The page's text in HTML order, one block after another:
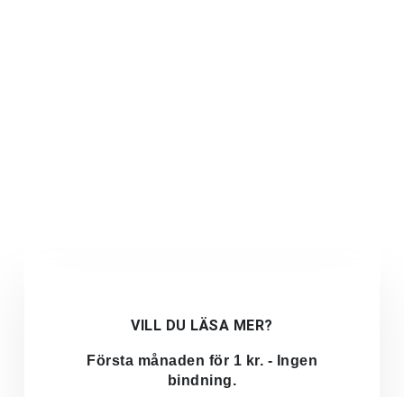
VILL DU LÄSA MER?
Första månaden för 1 kr. - Ingen
bindning.